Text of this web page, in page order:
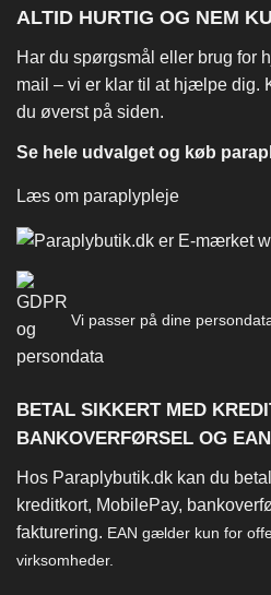
ALTID HURTIG OG NEM
Har du spørgsmål eller brug for
mail – vi er klar til at hjælpe dig.
du øverst på siden.
Se hele udvalget og køb
Læs om paraplypleje
Vi passer på dine
BETAL SIKKERT MED
BANKOVERFØRSEL OG EAN
Hos Paraplybutik.dk kan du
kreditkort, MobilePay,
fakturering. EAN gælder kun for
virksomheder.